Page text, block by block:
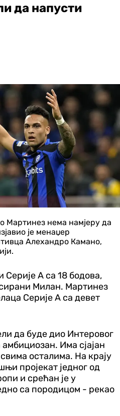
да напусти
Мартинез нема намјеру да
је менаџер
Алехандро Камано,
Серије А са 18 бодова,
Милан. Мартинез
Серије А са девет
да буде дио Интеровог
амбициозан. Има сјајан
осталима. На крају
пројекат једног од
и срећан је у
са породицом - рекао